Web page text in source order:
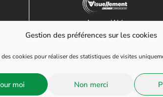
Gestion des préférences sur les cookies
cookies pour réaliser des statistiques de visites
moi Non merci
Agence Web